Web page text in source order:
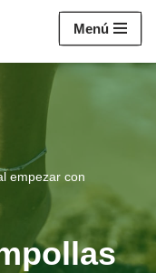
Menú
empezar con